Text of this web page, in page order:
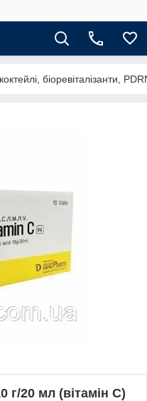
біоревіталізанти,
г/20 мл (вітамін С)